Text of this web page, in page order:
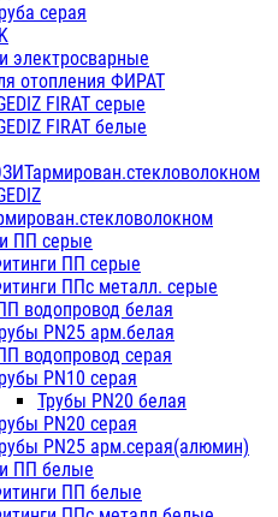
серая
электросварные
отопления ФИРАТ
FIRAT серые
FIRAT белые
ПП серые
ПП серые
ППс металл. серые
водопровод белая
PN25 арм.белая
водопровод серая
PN10 серая
Трубы PN20 белая
PN20 серая
PN25 арм.серая(алюмин)
ПП белые
ПП белые